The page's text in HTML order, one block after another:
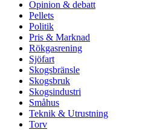
Opinion & debatt
Pellets
Politik
Pris & Marknad
Rökgasrening
Sjöfart
Skogsbränsle
Skogsbruk
Skogsindustri
Småhus
Teknik & Utrustning
Torv